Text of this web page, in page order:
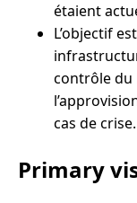
étaient
L’objectif
contrôle
cas de crise.
Primary